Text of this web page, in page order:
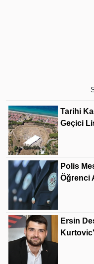
Tarihi
Geçici
Polis
Öğrenci
Ersin